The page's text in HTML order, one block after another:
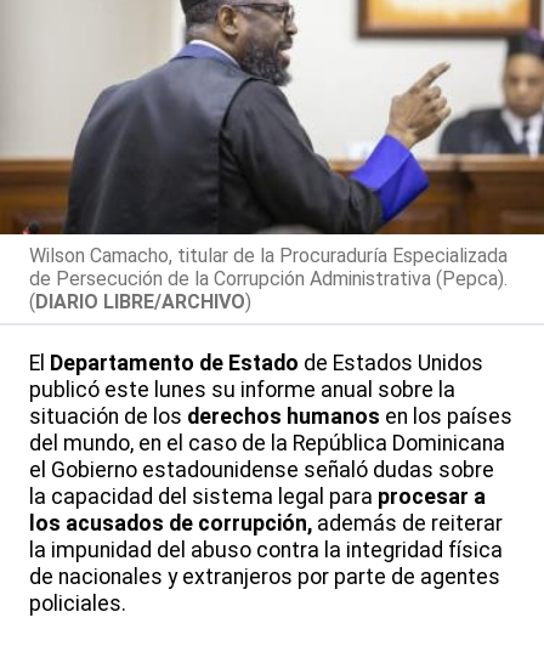
Wilson Camacho, titular de la Procuraduría Especializada
de Persecución de la Corrupción Administrativa (Pepca).
(DIARIO LIBRE/ARCHIVO)
El Departamento de Estado de Estados Unidos
publicó este lunes su informe anual sobre la
situación de los derechos humanos en los países
del mundo, en el caso de la República Dominicana
el Gobierno estadounidense señaló dudas sobre
la capacidad del sistema legal para procesar a
los acusados de corrupción, además de reiterar
la impunidad del abuso contra la integridad física
de nacionales y extranjeros por parte de agentes
policiales.